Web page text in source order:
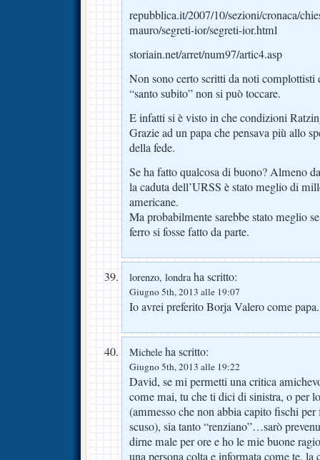
repubblica.it/2007/10/sezioni/cronaca/
mauro/segreti-ior/segreti-ior.html
storiain.net/arret/num97/artic4.asp
Non sono certo scritti da noti complottisti
“santo subito” non si può toccare.
E infatti si è visto in che condizioni
Grazie ad un papa che pensava più allo
della fede.
Se ha fatto qualcosa di buono? Almeno
la caduta dell’URSS è stato meglio di
americane.
Ma probabilmente sarebbe stato meglio
ferro si fosse fatto da parte.
lorenzo, londraha scritto:
Giugno 5th, 2013 alle 19:07
Io avrei preferito Borja Valero come papa.
Michele ha scritto:
Giugno 5th, 2013 alle 19:22
David, se mi permetti una critica
come mai, tu che ti dici di sinistra, o per
(ammesso che non abbia capito fischi
scuso), sia tanto “renziano”…sarò
dirne male per ore e ho le mie buone
una persona colta e informata come te, la